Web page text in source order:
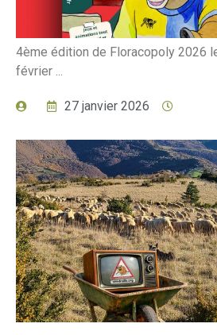
4ème édition de Floracopoly 2026
février ...
27 janvier 2026